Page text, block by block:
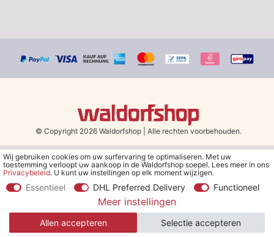
© Copyright 2026 Waldorfshop Alle rechten voorbehouden.
*Gratis verzending in Nederland en België vanaf 79 euro bij het
kiezen van de verzendmethode "DHL - Besparing op
**Je ontvangt de kortingsbon van € 5 per e-mail nadat je je hebt
aangemeld voor de nieuwsbrief. De kortingsbon is 30 dagen geldig
en geldt bij een minimale bestelwaarde van € 30.
Wij gebruiken cookies om uw surfervaring te optimaliseren. Met uw
toestemming verloopt uw aankoop in de Waldorfshop soepel. Lees meer in ons
Privacybeleid. U kunt uw instellingen op elk moment wijzigen.
Essentieel DHL Preferred Delivery Functioneel
Meer instellingen
Allen accepteren Selectie accepteren